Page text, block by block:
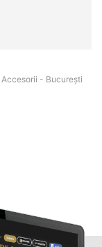
Accesorii - Bucureşti